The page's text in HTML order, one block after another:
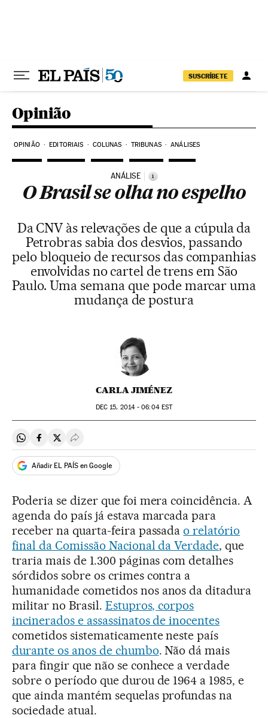
SUSCRÍBETE
Opinião
OPINIÃO EDITORIAIS COLUNAS TRIBUNAS ANÁLISES
ANÁLISE i
O Brasil se olha no espelho
Da CNV às relevações de que a cúpula da
Petrobras sabia dos desvios, passando
pelo bloqueio de recursos das companhias
envolvidas no cartel de trens em São
Paulo. Uma semana que pode marcar uma
mudança de postura
CARLA JIMÉNEZ
DEC 15, 2014 - 06:04EST
Compartir en Whatsapp
Compartir en Facebook
Compartir en Twitter
Desplegar Redes Sociales
Añadir EL PAÍS en Google
Poderia se dizer que foi mera coincidência. A
agenda do país já estava marcada para
receber na quarta-feira passadao relatório
final da Comissão Nacional da Verdade, que
traria mais de 1.300 páginas com detalhes
sórdidos sobre os crimes contra a
humanidade cometidos nos anos da ditadura
militar no Brasil. Estupros,corpos
incineradose assassinatos de inocentes
cometidos sistematicamente neste país
durante os anos de chumbo. Não dá mais
para fingir que não se conhece a verdade
sobre o período que durou de 1964 a 1985, e
que ainda mantém sequelas profundas na
sociedade atual.